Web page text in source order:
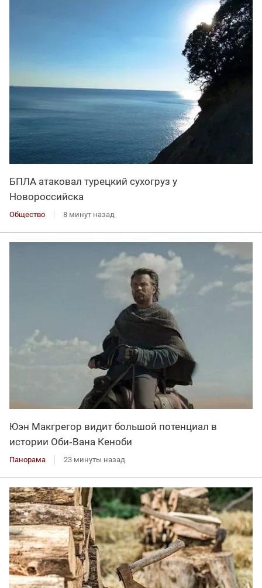
БПЛА атаковал турецкий сухогруз у
Новороссийска
Общество 8 минут назад
Юэн Макгрегор видит большой потенциал в
истории Оби‑Вана Кеноби
Панорама 23 минуты назад